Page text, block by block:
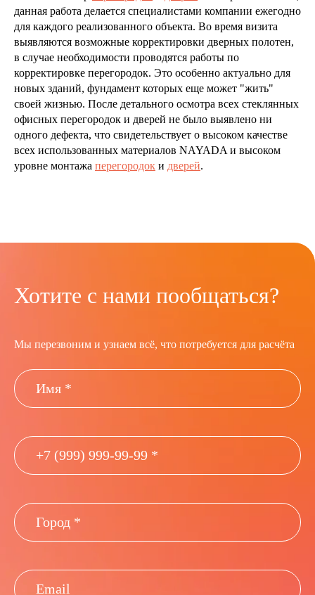
данная работа делается специалистами компании ежегодно
для каждого реализованного объекта. Во время визита
выявляются возможные корректировки дверных полотен,
в случае необходимости проводятся работы по
корректировке перегородок. Это особенно актуально для
новых зданий, фундамент которых еще может "жить"
своей жизнью. После детального осмотра всех стеклянных
офисных перегородок и дверей не было выявлено ни
одного дефекта, что свидетельствует о высоком качестве
всех использованных материалов NAYADA и высоком
уровне монтажа перегородок и дверей.
Хотите с нами пообщаться?
Мы перезвоним и узнаем всё, что потребуется для расчёта